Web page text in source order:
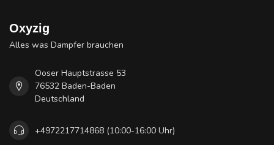
Oxyzig
Alles was Dampfer brauchen
Ooser Hauptstrasse 53
76532 Baden-Baden
Deutschland
+4972217714868 (10:00-16:00 Uhr)